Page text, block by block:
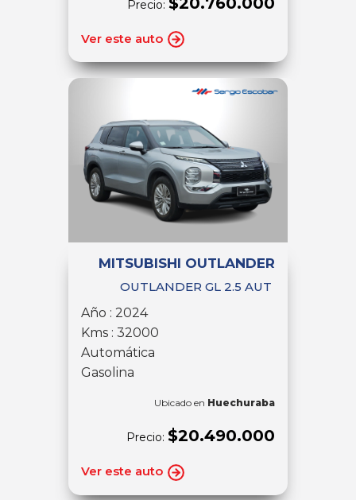
Precio:
Ver este auto
MITSUBISHI OUTLANDER
OUTLANDER GL 2.5 AUT
Año : 2024
Kms : 32000
Automática
Gasolina
Ubicado en Huechuraba
Precio: $20.490.000
Ver este auto